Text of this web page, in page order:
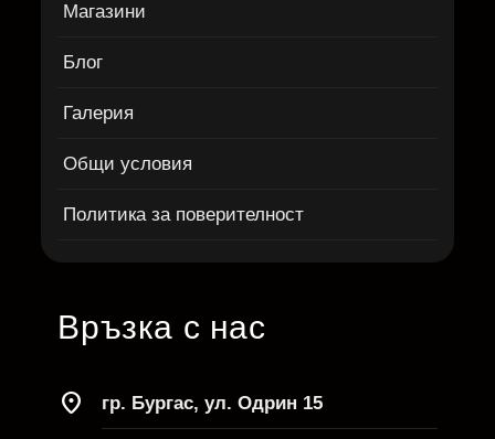
Магазини
Блог
Галерия
Общи условия
Политика за поверителност
Връзка с нас
location_on гр. Бургас, ул. Одрин 15